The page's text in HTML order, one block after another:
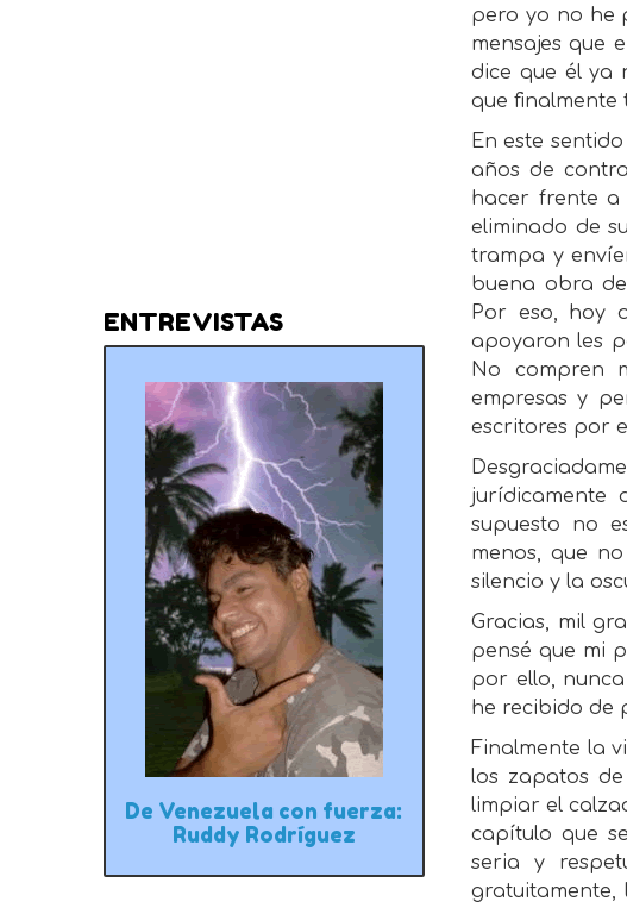
pero yo no he
mensajes que
dice que él ya
que finalmente
En este
años de
hacer frente a
eliminado de
trampa y
buena obra
Por eso, hoy
apoyaron les
No compren
empresas y
escritores por
supuesto no
menos, que
silencio y la
Gracias, mil
pensé que mi
por ello,
he recibido de
Finalmente la
los zapatos
limpiar el
capítulo que
seria y
gratuitamente,
ENTREVISTAS
De Venezuela con fuerza:
Ruddy Rodríguez